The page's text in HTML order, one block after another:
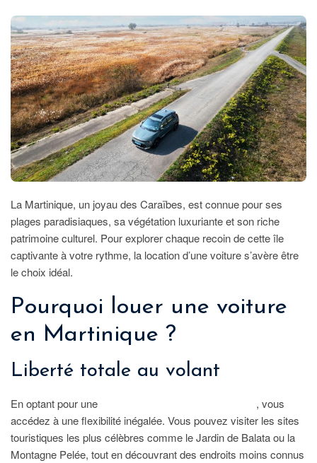
En
Martinique
:
Votre
Clé
L’aventure
La Martinique, un joyau des Caraïbes, est connue pour ses
plages paradisiaques, sa végétation luxuriante et son riche
patrimoine culturel. Pour explorer chaque recoin de cette île
captivante à votre rythme, la location d’une voiture s’avère être
le choix idéal.
Pourquoi louer une voiture
en Martinique ?
Liberté totale au volant
En optant pour une
, vous
accédez à une flexibilité inégalée. Vous pouvez visiter les sites
touristiques les plus célèbres comme le Jardin de Balata ou la
Montagne Pelée, tout en découvrant des endroits moins connus